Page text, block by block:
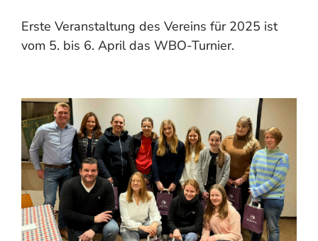
Erste Veranstaltung des Vereins für 2025 ist
vom 5. bis 6. April das WBO-Turnier.